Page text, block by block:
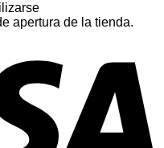
apertura de la tienda.